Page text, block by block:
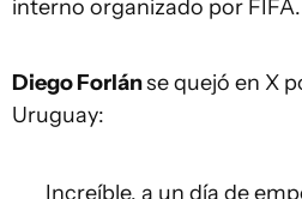
interno organizado por FIFA.
Diego Forlánse quejó en X
Uruguay:
Increíble, a un día de